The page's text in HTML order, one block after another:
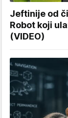
Jeftinije od
Robot koji
(VIDEO)